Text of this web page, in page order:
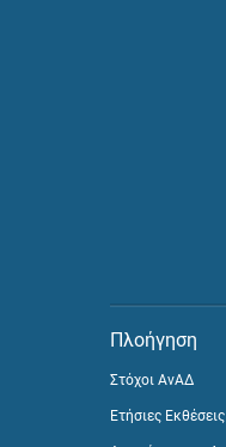
Πλοήγηση
Στόχοι ΑνΑΔ
Ετήσιες Εκθέσεις